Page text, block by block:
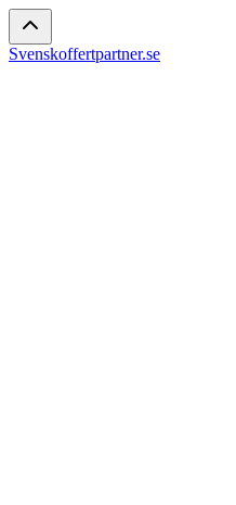
Svenskoffertpartner.se